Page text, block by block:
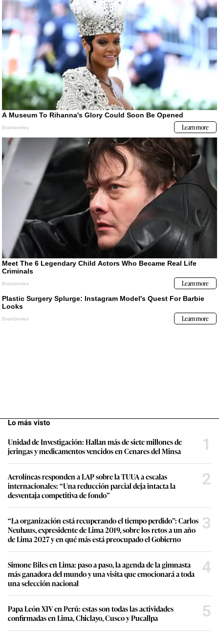
Lo más visto
Unidad de Investigación: Hallan más de siete millones de
jeringas y medicamentos vencidos en Cenares del Minsa
1
Aerolíneas responden a LAP sobre la TUUA a escalas
internacionales: “Una reducción parcial deja intacta la
desventaja competitiva de fondo”
2
“La organización está recuperando el tiempo perdido”: Carlos
Neuhaus, expresidente de Lima 2019, sobre los retos a un año
de Lima 2027 y en qué más está preocupado el Gobierno
3
Simone Biles en Lima: paso a paso, la agenda de la gimnasta
más ganadora del mundo y una visita que emocionará a toda
una selección nacional
4
Papa León XIV en Perú: estas son todas las actividades
confirmadas en Lima, Chiclayo, Cusco y Pucallpa
5